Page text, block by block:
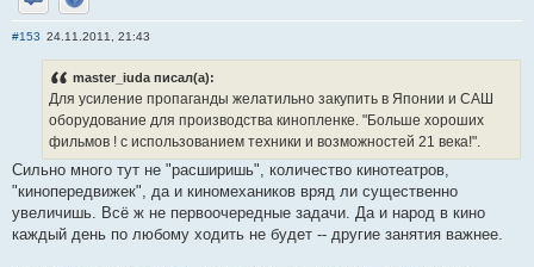
Отправить личное сообщение
Сайт
#153 24.11.2011, 21:43
master_iuda писал(а):
Для усиление пропаганды желатильно закупить в Японии и САШ
оборудование для производства кинопленке. "Больше хороших
фильмов ! с использованием техники и возможностей 21 века!".
Сильно много тут не "расширишь", количество кинотеатров,
"кинопередвижек", да и киномехаников вряд ли существенно
увеличишь. Всё ж не первоочередные задачи. Да и народ в кино
каждый день по любому ходить не будет -- другие занятия важнее.